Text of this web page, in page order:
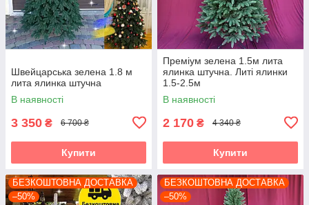
Швейцарська зелена 1.8 м
лита ялинка штучна
В наявності
3 350 ₴ 6 700 ₴
Купити
Преміум зелена 1.5м лита
ялинка штучна. Литі ялинки
1.5-2.5м
В наявності
2 170 ₴ 4 340 ₴
Купити
БЕЗКОШТОВНА ДОСТАВКА
–50%
БЕЗКОШТОВНА ДОСТАВКА
–50%